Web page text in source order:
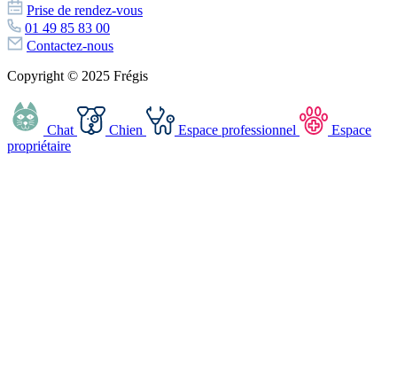
Prise de rendez-vous
01 49 85 83 00
Contactez-nous
Copyright © 2025 Frégis
Chat Chien Espace professionnel
Espace
propriétaire